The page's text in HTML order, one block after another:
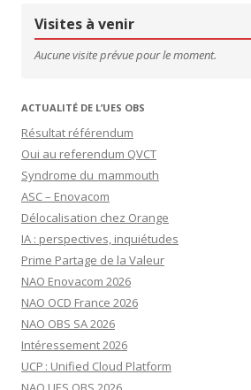
Visites à venir
Aucune visite prévue pour le moment.
ACTUALITÉ DE L’UES OBS
Résultat référendum
Oui au referendum QVCT
Syndrome du mammouth
ASC – Enovacom
Délocalisation chez Orange
IA : perspectives, inquiétudes
Prime Partage de la Valeur
NAO Enovacom 2026
NAO OCD France 2026
NAO OBS SA 2026
Intéressement 2026
UCP : Unified Cloud Platform